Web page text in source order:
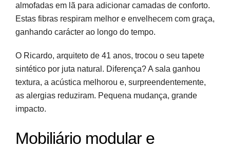
almofadas em lã para adicionar camadas de conforto.
Estas fibras respiram melhor e envelhecem com graça,
ganhando carácter ao longo do tempo.
O Ricardo, arquiteto de 41 anos, trocou o seu tapete
sintético por juta natural. Diferença? A sala ganhou
textura, a acústica melhorou e, surpreendentemente,
as alergias reduziram. Pequena mudança, grande
impacto.
Mobiliário modular e